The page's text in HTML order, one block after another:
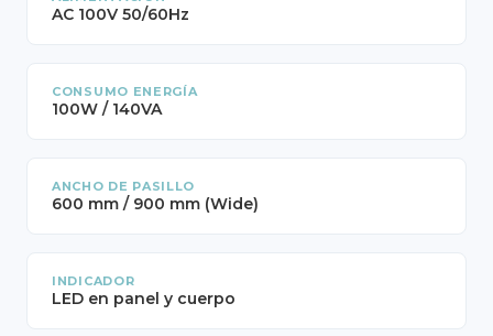
AC 100V 50/60Hz
CONSUMO ENERGÍA
100W / 140VA
ANCHO DE PASILLO
600 mm / 900 mm (Wide)
INDICADOR
LED en panel y cuerpo